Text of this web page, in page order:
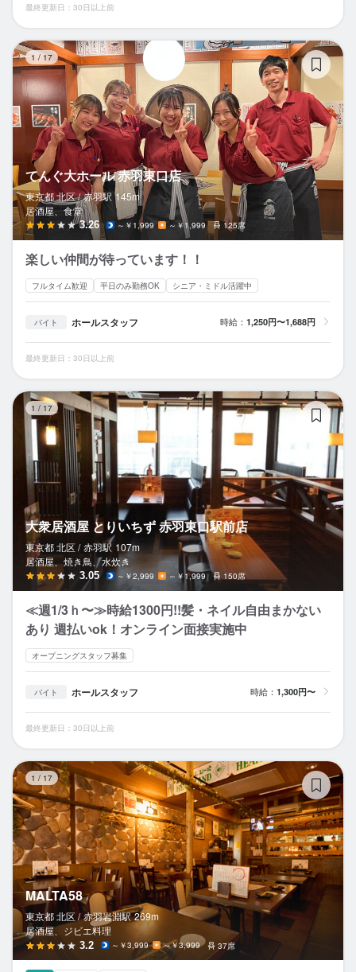
最終更新日：30日以上前
1 / 17
てんぐ大ホール 赤羽東口店
東京都 北区 / 赤羽駅 145m
居酒屋、食堂
3.26 ～￥1,999 ～￥1,999 125席
楽しい仲間が待っています！！
フルタイム歓迎 平日のみ勤務OK シニア・ミドル活躍中
バイト ホールスタッフ 時給： 1,250円〜1,688円
最終更新日：30日以上前
1 / 17
大衆居酒屋 とりいちず 赤羽東口駅前店
東京都 北区 / 赤羽駅 107m
居酒屋、焼き鳥、水炊き
3.05 ～￥2,999 ～￥1,999 150席
≪週1/3ｈ〜≫時給1300円!!髪・ネイル自由まかない
あり 週払いok！オンライン面接実施中
オープニングスタッフ募集
バイト ホールスタッフ 時給： 1,300円〜
最終更新日：30日以上前
1 / 17
MALTA58
東京都 北区 / 赤羽岩淵駅 269m
居酒屋、ジビエ料理
3.2 ～￥3,999 ～￥3,999 37席